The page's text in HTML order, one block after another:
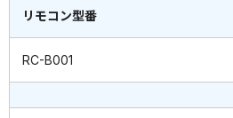
リモコン型番
RC-B001